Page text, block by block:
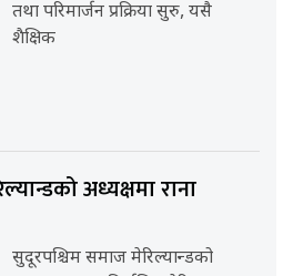
तथा परिमार्जन प्रक्रिया सुरु, यसै
शैक्षिक
अध्यक्षमा राना
सुदूरपश्चिम समाज मेरिल्यान्डको